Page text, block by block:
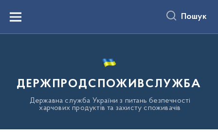
вмістуMenu Пошук
ДЕРЖПРОДСПОЖИВСЛУЖБА
Державна служба України з питань безпечності
харчових продуктів та захисту споживачів